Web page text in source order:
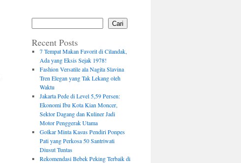
Cari
Recent Posts
7 Tempat Makan Favorit di Cilandak,
Ada yang Eksis Sejak 1978!
Fashion Versatile ala Nagita Slavina
Tren Elegan yang Tak Lekang oleh
Waktu
Jakarta Pede di Level 5,59 Persen:
Ekonomi Ibu Kota Kian Moncer,
Sektor Dagang dan Kuliner Jadi
Motor Penggerak Utama
Golkar Minta Kasus Pendiri Ponpes
Pati yang Perkosa 50 Santriwati
Diusut Tuntas
Rekomendasi Bebek Peking Terbaik di